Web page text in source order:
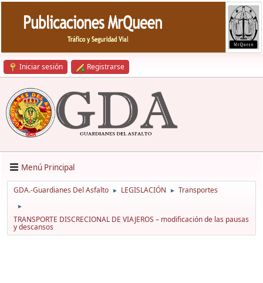
Iniciar sesión Registrarse
Menú Principal
GDA.-Guardianes Del Asfalto ► LEGISLACIÓN ► Transportes
►
TRANSPORTE DISCRECIONAL DE VIAJEROS – modificación de las pausas
y descansos